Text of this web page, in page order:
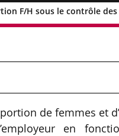
F/H sous le contrôle
fixer la
de femmes et
en